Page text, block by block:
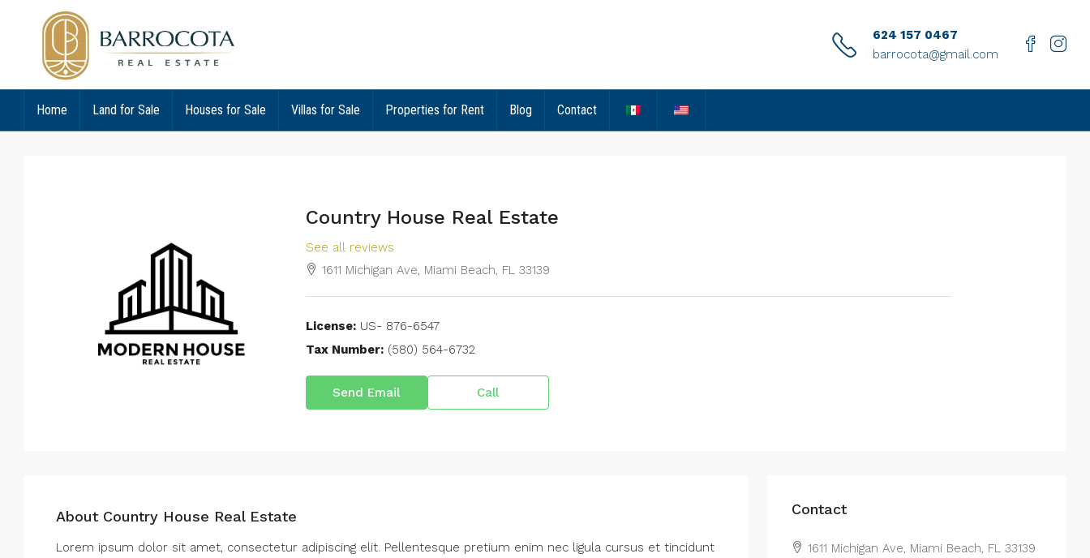
624 157 0467
barrocota@gmail.com
Home Land for Sale Houses for Sale Villas for Sale Properties for Rent Blog Contact
Country House Real Estate
See all reviews
1611 Michigan Ave, Miami Beach, FL 33139
License: US- 876-6547
Tax Number: (580) 564-6732
Send Email Call
About Country House Real Estate
Lorem ipsum dolor sit amet, consectetur adipiscing elit. Pellentesque pretium enim nec ligula cursus et tincidunt
Contact
1611 Michigan Ave, Miami Beach, FL 33139